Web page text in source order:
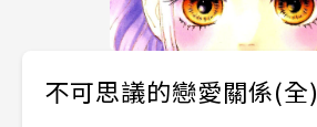
不可思議的戀愛關係(全)